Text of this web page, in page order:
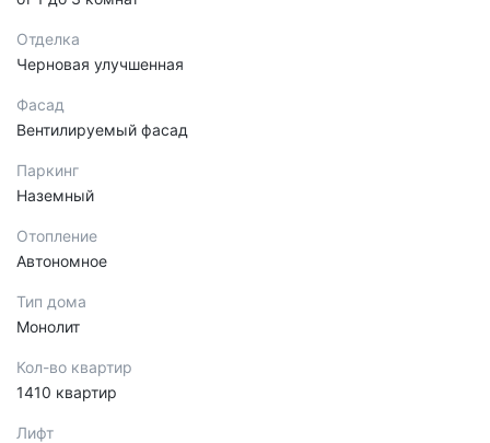
Отделка
Черновая улучшенная
Фасад
Вентилируемый фасад
Паркинг
Наземный
Отопление
Автономное
Тип дома
Монолит
Кол-во квартир
1410 квартир
Лифт